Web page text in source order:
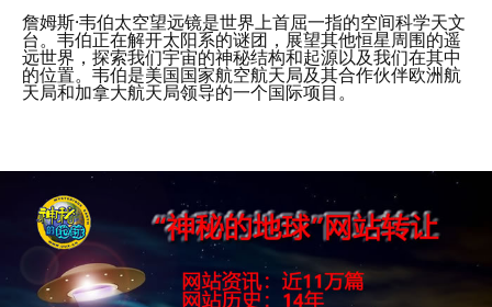
詹姆斯·韦伯太空望远镜是世界上首屈一指的空间科学天文
台。韦伯正在解开太阳系的谜团，展望其他恒星周围的遥
远世界，探索我们宇宙的神秘结构和起源以及我们在其中
的位置。韦伯是美国国家航空航天局及其合作伙伴欧洲航
天局和加拿大航天局领导的一个国际项目。